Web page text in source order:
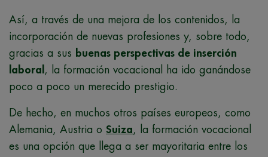
Así, a través de una mejora de los contenidos, la
incorporación de nuevas profesiones y, sobre todo,
gracias a sus buenas perspectivas de inserción
laboral , la formación vocacional ha ido ganándose
poco a poco un merecido prestigio.
De hecho, en muchos otros países europeos, como
Alemania, Austria o Suiza, la formación vocacional
es una opción que llega a ser mayoritaria entre los